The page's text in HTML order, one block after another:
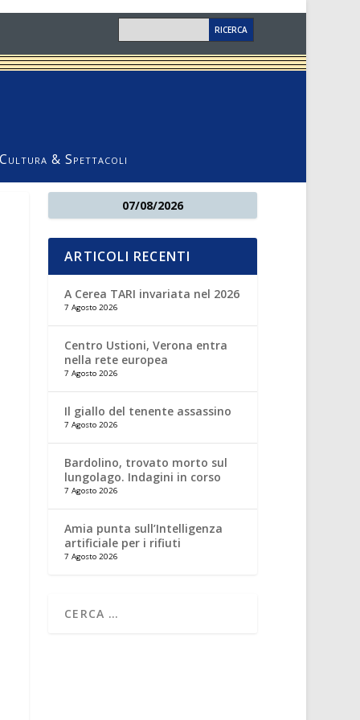
Cultura & Spettacoli
07/08/2026
ARTICOLI RECENTI
A Cerea TARI invariata nel 2026
7 Agosto 2026
Centro Ustioni, Verona entra
nella rete europea
7 Agosto 2026
Il giallo del tenente assassino
7 Agosto 2026
Bardolino, trovato morto sul
lungolago. Indagini in corso
7 Agosto 2026
Amia punta sull’Intelligenza
artificiale per i rifiuti
7 Agosto 2026